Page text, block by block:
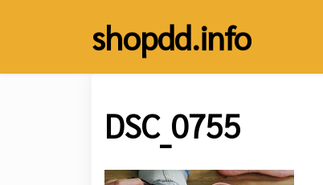
shopdd.info
DSC_0755